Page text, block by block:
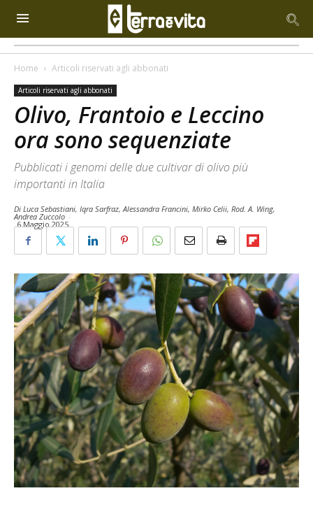
Home Articoli riservati agli abbonati
Articoli riservati agli abbonati
Olivo, Frantoio e Leccino
ora sono sequenziate
Pubblicati i genomi delle due cultivar di olivo più
importanti in Italia
Di Luca Sebastiani, Iqra Sarfraz, Alessandra Francini, Mirko Celii, Rod. A. Wing,
Andrea Zuccolo -
6 Maggio 2025